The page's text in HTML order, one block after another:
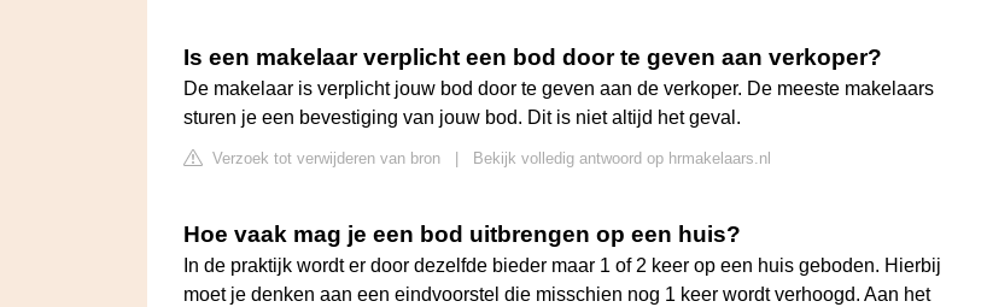
Is een makelaar verplicht een bod door te geven aan verkoper?
De makelaar is verplicht jouw bod door te geven aan de verkoper. De meeste makelaars
sturen je een bevestiging van jouw bod. Dit is niet altijd het geval.
Verzoek tot verwijderen van bron Bekijk volledig antwoord op hrmakelaars.nl
Hoe vaak mag je een bod uitbrengen op een huis?
In de praktijk wordt er door dezelfde bieder maar 1 of 2 keer op een huis geboden. Hierbij
moet je denken aan een eindvoorstel die misschien nog 1 keer wordt verhoogd. Aan het